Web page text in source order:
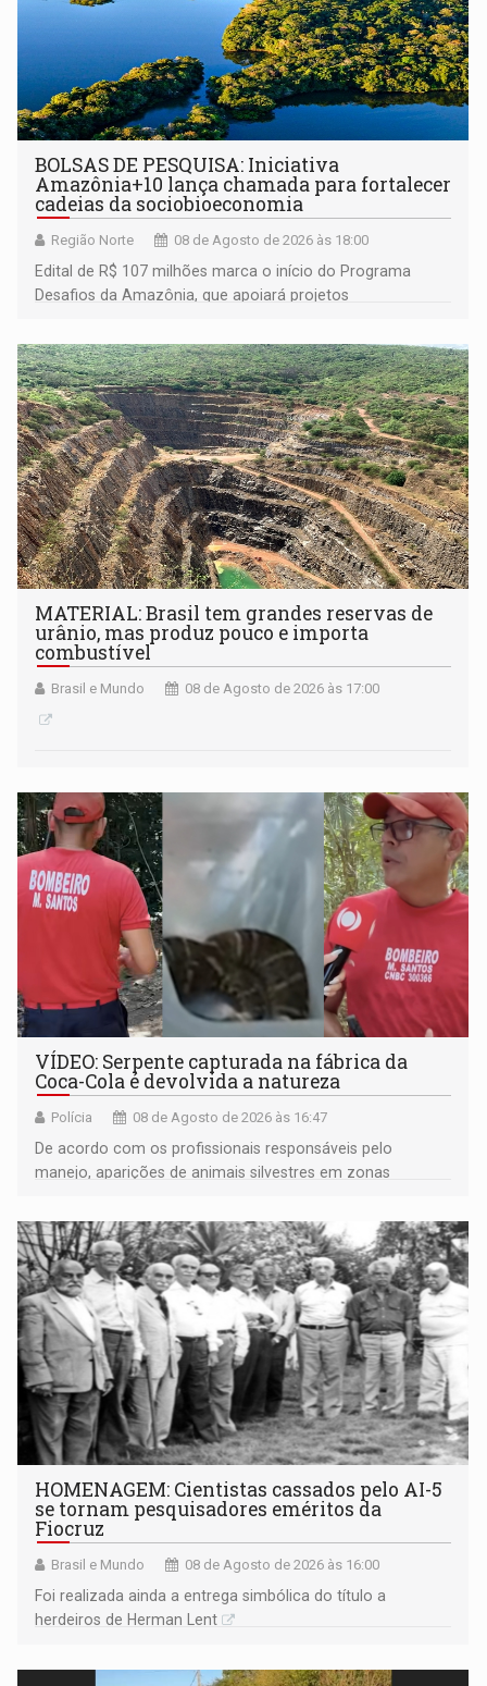
BOLSAS DE PESQUISA: Iniciativa
Amazônia+10 lança chamada para fortalecer
cadeias da sociobioeconomia
Região Norte 08 de Agosto de 2026 às 18:00
Edital de R$ 107 milhões marca o início do Programa
Desafios da Amazônia, que apoiará projetos
submissão de pré-propostas poderá ser feita até 1º de
setembro
MATERIAL: Brasil tem grandes reservas de
urânio, mas produz pouco e importa
combustível
Brasil e Mundo 08 de Agosto de 2026 às 17:00
VÍDEO: Serpente capturada na fábrica da
Coca-Cola é devolvida a natureza
Polícia 08 de Agosto de 2026 às 16:47
De acordo com os profissionais responsáveis pelo
manejo, aparições de animais silvestres em zonas
HOMENAGEM: Cientistas cassados pelo AI-5
se tornam pesquisadores eméritos da
Fiocruz
Brasil e Mundo 08 de Agosto de 2026 às 16:00
Foi realizada ainda a entrega simbólica do título a
herdeiros de Herman Lent